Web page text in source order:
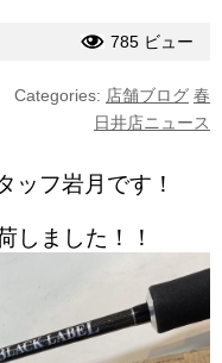
785 ビュー
Categories: 店舗ブログ 春
日井店ニュース
ッフ岩月です！
しました！！